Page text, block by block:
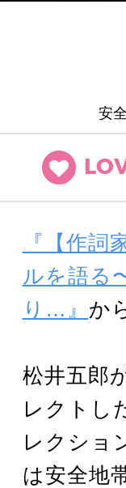
安
『【作
ルを語る
り…』 か
松井五郎
レクトし
レクショ
は安全地